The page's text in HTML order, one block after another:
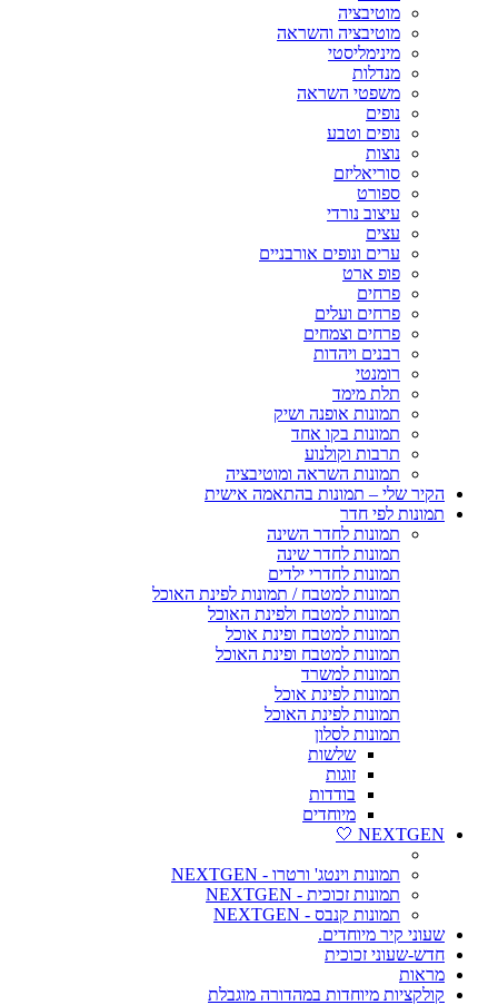
מוטיבציה
מוטיבציה והשראה
מינימליסטי
מנדלות
משפטי השראה
נופים
נופים וטבע
נוצות
סוריאליזם
ספורט
עיצוב נורדי
עצים
ערים ונופים אורבניים
פופ ארט
פרחים
פרחים ועלים
פרחים וצמחים
רבנים ויהדות
רומנטי
תלת מימד
תמונות אופנה ושיק
תמונות בקו אחד
תרבות וקולנוע
תמונות השראה ומוטיבציה
הקיר שלי – תמונות בהתאמה אישית
תמונות לפי חדר
תמונות לחדר השינה
תמונות לחדר שינה
תמונות לחדרי ילדים
תמונות למטבח / תמונות לפינת האוכל
תמונות למטבח ולפינת האוכל
תמונות למטבח ופינת אוכל
תמונות למטבח ופינת האוכל
תמונות למשרד
תמונות לפינת אוכל
תמונות לפינת האוכל
תמונות לסלון
שלשות
זוגות
בודדות
מיוחדים
NEXTGEN 🤍
תמונות וינטג' ורטרו - NEXTGEN
תמונות זכוכית - NEXTGEN
תמונות קנבס - NEXTGEN
שעוני קיר מיוחדים.
חדש-שעוני זכוכית
מראות
קולקציות מיוחדות במהדורה מוגבלת